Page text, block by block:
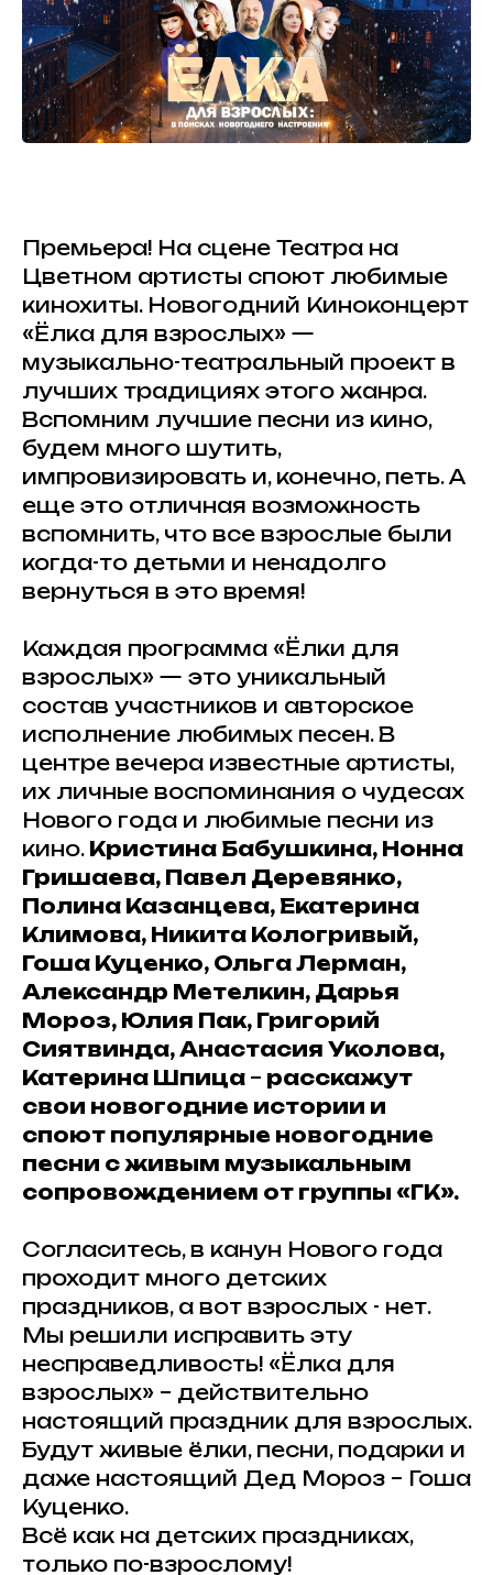
Премьера! На сцене Театра на
Цветном артисты споют любимые
кинохиты. Новогодний Киноконцерт
«Ёлка для взрослых» —
музыкально-театральный проект в
лучших традициях этого жанра.
Вспомним лучшие песни из кино,
будем много шутить,
импровизировать и, конечно, петь. А
еще это отличная возможность
вспомнить, что все взрослые были
когда-то детьми и ненадолго
вернуться в это время!
Каждая программа «Ёлки для
взрослых» — это уникальный
состав участников и авторское
исполнение любимых песен. В
центре вечера известные артисты,
их личные воспоминания о чудесах
Нового года и любимые песни из
кино. Кристина Бабушкина, Нонна
Гришаева, Павел Деревянко,
Полина Казанцева, Екатерина
Климова, Никита Кологривый,
Гоша Куценко, Ольга Лерман,
Александр Метелкин, Дарья
Мороз, Юлия Пак, Григорий
Сиятвинда, Анастасия Уколова,
Катерина Шпица – расскажут
свои новогодние истории и
споют популярные новогодние
песни с живым музыкальным
сопровождением от группы «ГК».
Согласитесь, в канун Нового года
проходит много детских
праздников, а вот взрослых - нет.
Мы решили исправить эту
несправедливость! «Ёлка для
взрослых» – действительно
настоящий праздник для взрослых.
Будут живые ёлки, песни, подарки и
даже настоящий Дед Мороз – Гоша
Куценко.
Всё как на детских праздниках,
только по-взрослому!